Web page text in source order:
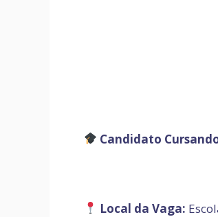
Candidato
Local da Vaga: